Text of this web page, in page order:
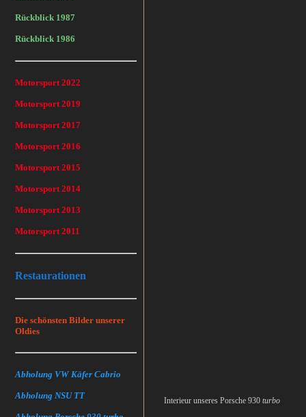
Rückblick 1987
Rückblick 1986
Motorsport 2022
Motorsport 2019
Motorsport 2017
Motorsport 2016
Motorsport 2015
Motorsport 2014
Motorsport 2013
Motorsport 2011
Restaurationen
Die schönsten Bilder unserer
Oldies
Abholung VW Käfer Cabrio
Abholung NSU TT
Interieur unseres Porsche 930 turbo